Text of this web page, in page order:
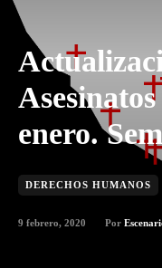
enero.
DERECHOS HUMANOS
9 febrero, 2020 Por